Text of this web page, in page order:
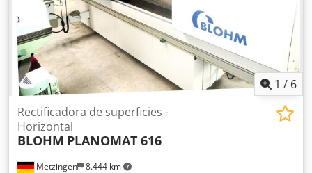
1 / 6
Metzingen 8.444 km
Rectificadora de superficies -
Horizontal
BLOHM PLANOMAT 616